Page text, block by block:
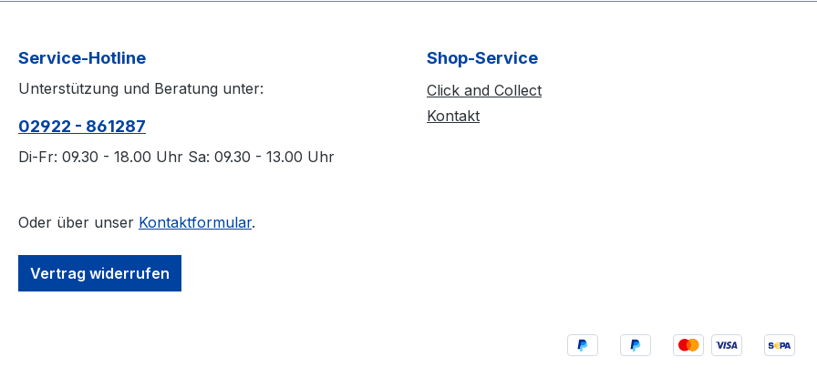
Service-Hotline
Unterstützung und Beratung unter:
02922 - 861287
Di-Fr: 09.30 - 18.00 Uhr Sa: 09.30 - 13.00 Uhr
Oder über unser Kontaktformular.
Vertrag widerrufen
Shop-Service
Click and Collect
Kontakt